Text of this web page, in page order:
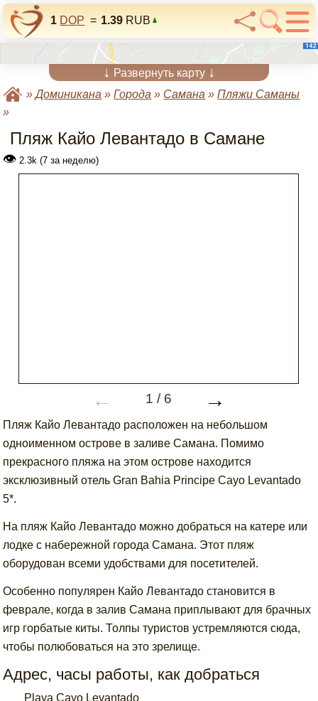
1 DOP = 1.39 RUB
↓ Развернуть карту ↓
»Доминикана »Города » Самана »Пляжи Саманы
»
Пляж Кайо Левантадо в Самане
👁 2.3k (7 за неделю)
← 1 / 6 →
Пляж Кайо Левантадо расположен на небольшом
одноименном острове в заливе Самана. Помимо
прекрасного пляжа на этом острове находится
эксклюзивный отель Gran Bahia Principe Cayo Levantado
5*.
На пляж Кайо Левантадо можно добраться на катере или
лодке с набережной города Самана. Этот пляж
оборудован всеми удобствами для посетителей.
Особенно популярен Кайо Левантадо становится в
феврале, когда в залив Самана приплывают для брачных
игр горбатые киты. Толпы туристов устремляются сюда,
чтобы полюбоваться на это зрелище.
Адрес, часы работы, как добраться
Playa Cayo Levantado